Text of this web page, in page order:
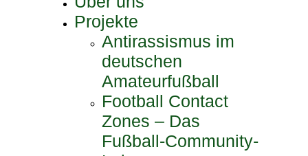
Projekte
Antirassismus im
deutschen
Amateurfußball
Football Contact
Zones – Das
Fußball-Community-